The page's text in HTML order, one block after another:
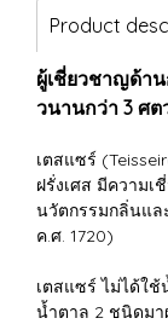
Product
ผู้เชี่ยวชาญด้า
วนานกว่า 3 ศต
เตสแซร์
ฝรั่งเศส มีความ
นวัตกรรมกลิ่นแล
ค.ศ. 1720)
เตสแซร์ ไม่ได้ใ
น้ำตาล 2 ชนิดมา